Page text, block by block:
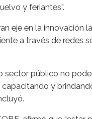
y feriantes”.
eje en la innovación
a través de redes
sector público no
y